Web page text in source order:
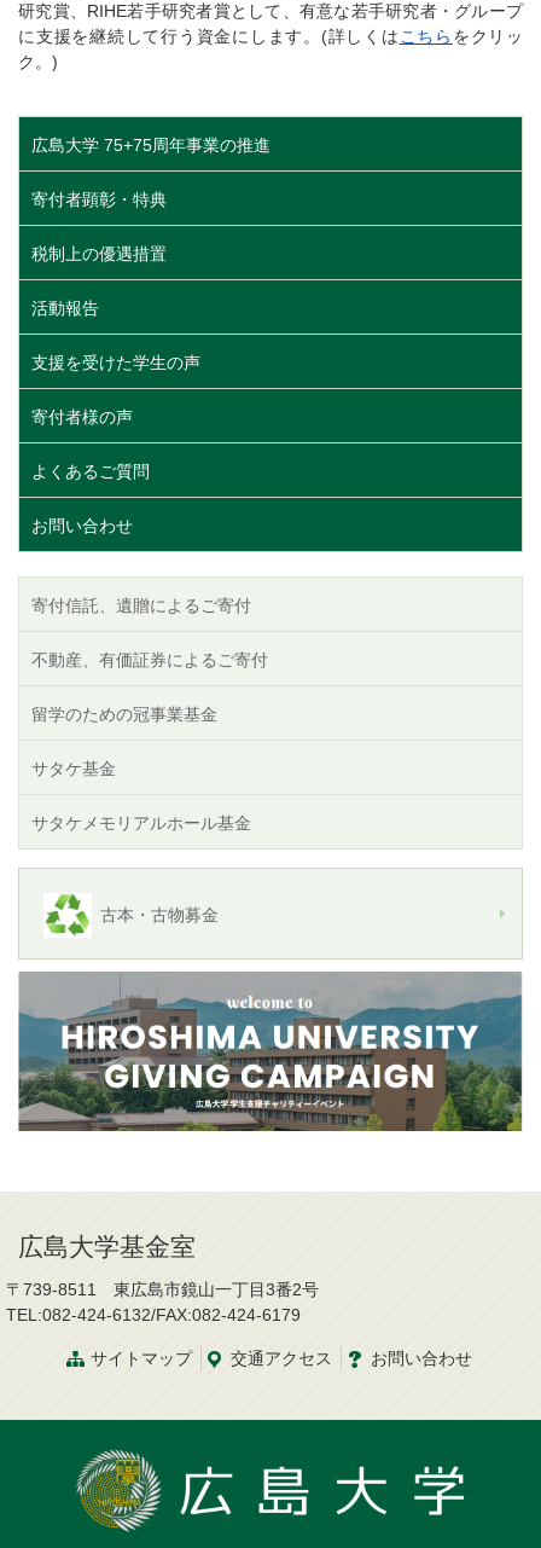
研究賞、RIHE若手研究者賞として、有意な若手研究者・グループ
に支援を継続して行う資金にします。(詳しくはこちら をクリッ
ク。)
広島大学 75+75周年事業の推進
寄付者顕彰・特典
税制上の優遇措置
活動報告
支援を受けた学生の声
寄付者様の声
よくあるご質問
お問い合わせ
寄付信託、遺贈によるご寄付
不動産、有価証券によるご寄付
留学のための冠事業基金
サタケ基金
サタケメモリアルホール基金
古本・古物募金
広島大学基金室
〒739-8511 東広島市鏡山一丁目3番2号
TEL:082-424-6132/FAX:082-424-6179
サイトマップ 交通アクセス お問い合わせ